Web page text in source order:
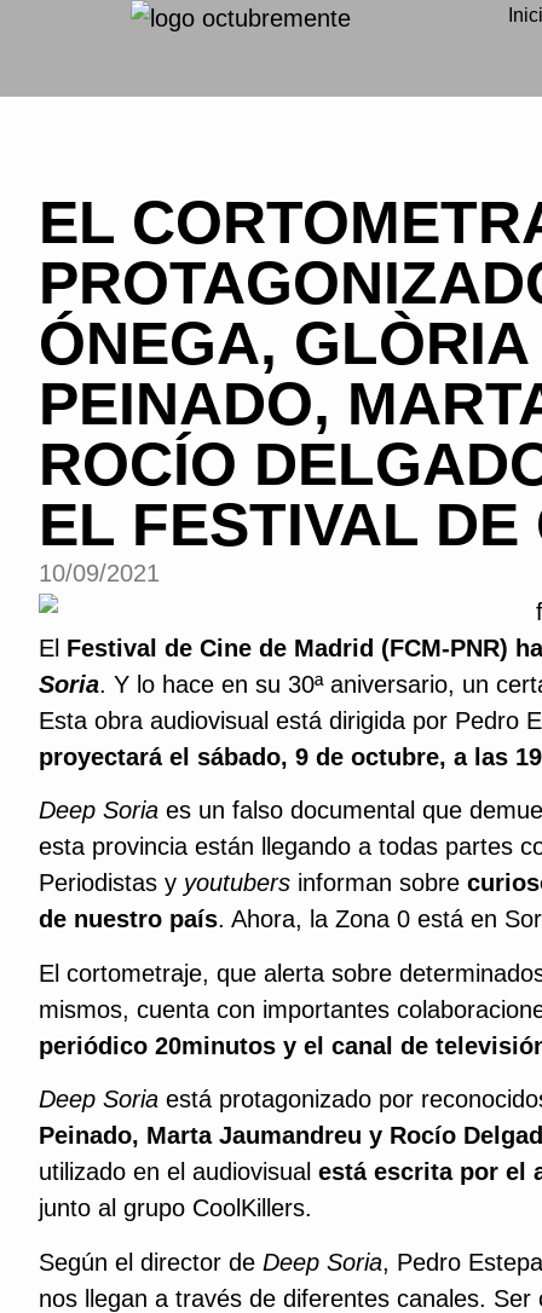
EL
ÓNEGA,
PEINADO,
ROCÍO
EL FESTIVAL
10/09/2021
El Festival de Cine de Madrid (FCM-PNR)
Soria. Y lo hace en su 30ª aniversario, un
Esta obra audiovisual está dirigida por Pedro
proyectará el sábado, 9 de octubre, a las
Deep Soria es un falso documental que
esta provincia están llegando a todas partes
Periodistas y youtubers informan sobre
de nuestro país. Ahora, la Zona 0 está en
El cortometraje, que alerta sobre
mismos, cuenta con importantes
periódico 20minutos y el canal de
Deep Soria está protagonizado por
Peinado, Marta Jaumandreu y Rocío
utilizado en el audiovisual está escrita por el
junto al grupo CoolKillers.
Según el director de Deep Soria, Pedro
nos llegan a través de diferentes canales.